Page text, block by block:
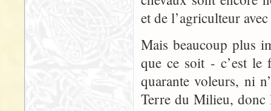
et de l’agriculteur
Mais beaucoup plus
que ce soit - c’est le
quarante voleurs, ni
Terre du Milieu, donc